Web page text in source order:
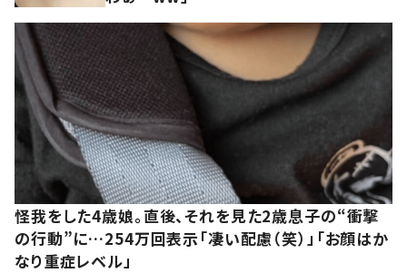
怪我をした4歳娘。直後、それを見た2歳息子の“衝撃
の行動”に…254万回表示「凄い配慮（笑）」「お顔はか
なり重症レベル」